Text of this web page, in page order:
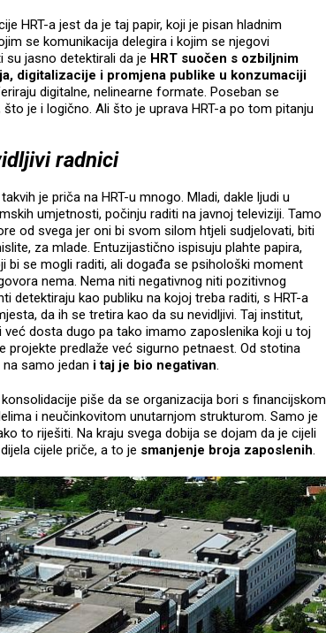
HRT-a jest da je taj papir, koji je pisan hladnim
se komunikacija delegira i kojim se njegovi
jasno detektirali da je HRT suočen s ozbiljnim
digitalizacije i promjena publike u konzumaciji
digitalne, nelinearne formate. Poseban se
što je i logično. Ali što je uprava HRT-a po tom pitanju
radnici
je priča na HRT-u mnogo. Mladi, dakle ljudi u
umjetnosti, počinju raditi na javnoj televiziji. Tamo
od svega jer oni bi svom silom htjeli sudjelovati, biti
za mlade. Entuzijastično ispisuju plahte papira,
bi se mogli raditi, ali događa se psihološki moment
nema. Nema niti negativnog niti pozitivnog
detektiraju kao publiku na kojoj treba raditi, s HRT-a
da ih se tretira kao da su nevidljivi. Taj institut,
dosta dugo pa tako imamo zaposlenika koji u toj
projekte predlaže već sigurno petnaest. Od stotina
samo jedan i taj je bio negativan.
piše da se organizacija bori s financijskom
i neučinkovitom unutarnjom strukturom. Samo je
to riješiti. Na kraju svega dobija se dojam da je cijeli
cijele priče, a to je smanjenje broja zaposlenih.